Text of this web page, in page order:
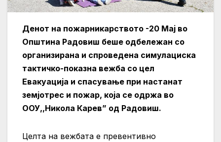
Денот на пожарникарството -20 Мај во
Општина Радовиш беше одбележан со
организирана и спроведена симулациска
тактичко-показна вежба со цел
Евакуација и спасување при настанат
земјотрес и пожар, која се одржа во
ООУ,,Никола Карев” од Радовиш.
Целта на вежбата е превентивно